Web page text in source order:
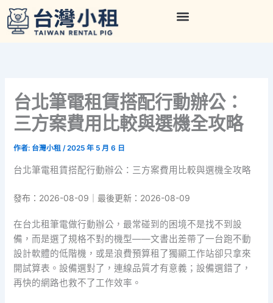
台北筆電租賃搭配行動辦公：
三方案費用比較與選機全攻略
作者: 台灣小租/2025 年 5 月 6 日
台北筆電租賃搭配行動辦公：三方案費用比較與選機全攻略
發布：2026-08-09｜最後更新：2026-08-09
在台北租筆電做行動辦公，最常碰到的困境不是找不到設
備，而是選了規格不對的機型——文書出差帶了一台跑不動
設計軟體的低階機，或是浪費預算租了獨顯工作站卻只拿來
開試算表。設備選對了，連線品質才有意義；設備選錯了，
再快的網路也救不了工作效率。